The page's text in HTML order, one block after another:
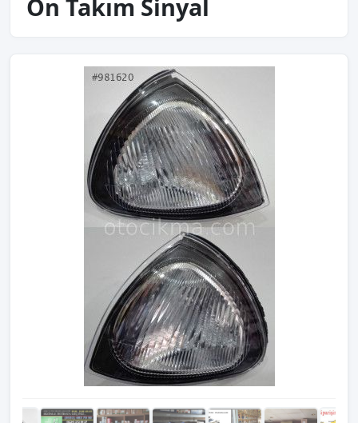
Ön Takım Sinyal